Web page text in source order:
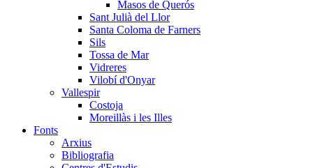
Masos de Querós
Sant Julià del Llor
Santa Coloma de Farners
Sils
Tossa de Mar
Vidreres
Vilobí d'Onyar
Vallespir
Costoja
Moreillàs i les Illes
Fonts
Arxius
Bibliografia